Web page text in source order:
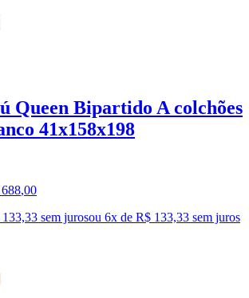
Queen Bipartido A colchões
41x158x198
688,00
sem jurosou 6x de R$ 133,33 sem juros